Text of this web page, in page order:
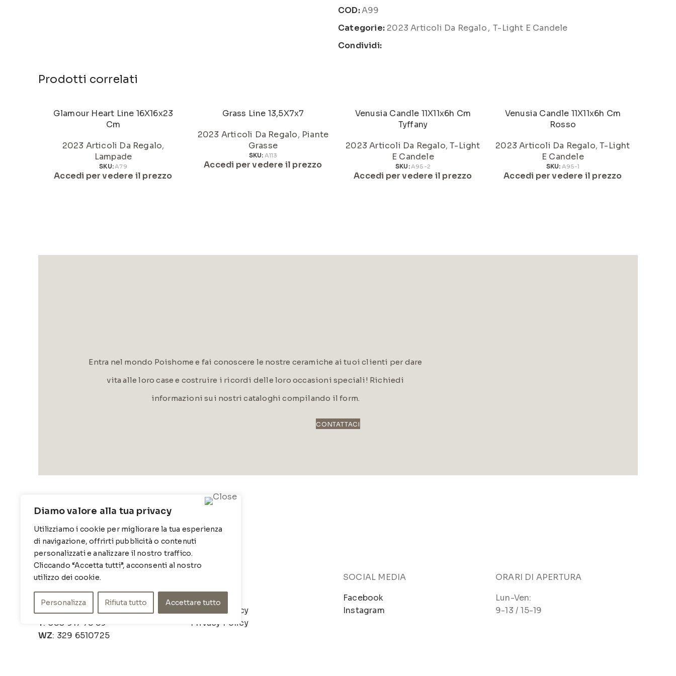
Diamo valore alla tua privacy
Utilizziamo i cookie per migliorare la tua esperienza
di navigazione, offrirti pubblicità o contenuti
personalizzati e analizzare il nostro traffico.
Cliccando “Accetta tutti”, acconsenti al nostro
utilizzo dei cookie.
Personalizza Rifiuta tutto Accettare tutto
COD:A99
Categorie: 2023 Articoli Da Regalo, T-Light E Candele
Condividi:
Prodotti correlati
Glamour Heart Line 16X16x23
Cm
2023 Articoli Da Regalo,
Lampade
SKU:A79
Accedi per vedere il prezzo
Grass Line 13,5X7x7
2023 Articoli Da Regalo, Piante
Grasse
SKU: A113
Accedi per vedere il prezzo
Venusia Candle 11X11x6h Cm
Tyffany
2023 Articoli Da Regalo,T-Light
E Candele
SKU:A95-2
Accedi per vedere il prezzo
Venusia Candle 11X11x6h Cm
Rosso
2023 Articoli Da Regalo,T-Light
E Candele
SKU: A95-1
Accedi per vedere il prezzo
Entra nel mondo Poishome e fai conoscere le nostre ceramiche ai tuoi clienti per dare
vita alle loro case e costruire i ricordi delle loro occasioni speciali! Richiedi
informazioni sui nostri cataloghi compilando il form.
CONTATTACI
CONTATTI
Contrada Locosantissimo 1316 -
70044 Polignano a mare
T: 080 917 78 89
WZ: 329 6510725
Chi siamo
Cookie Policy
Privacy Policy
SOCIAL MEDIA
Facebook
Instagram
ORARI DI APERTURA
Lun-Ven:
9-13 / 15-19